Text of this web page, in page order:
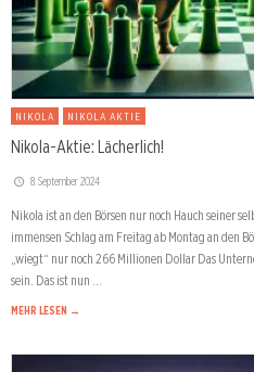
NIKOLA NIKOLA AKTIE
Nikola-Aktie: Lächerlich!
8. September 2024
Nikola ist an den Börsen nur noch Hauch seiner
immensen Schlag am Freitag ab Montag an den
„wiegt“ nur noch 266 Millionen Dollar Das
sein. Das ist nun …
MEHR LESEN →